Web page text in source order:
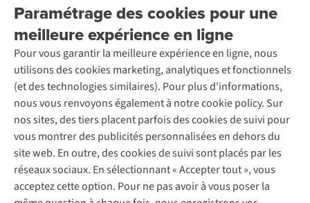
Paramétrage des cookies pour une
meilleure expérience en ligne
Pour vous garantir la meilleure expérience en ligne, nous
utilisons des cookies marketing, analytiques et fonctionnels
(et des technologies similaires). Pour plus d'informations,
nous vous renvoyons également à notre cookie policy. Sur
nos sites, des tiers placent parfois des cookies de suivi pour
vous montrer des publicités personnalisées en dehors du
site web. En outre, des cookies de suivi sont placés par les
réseaux sociaux. En sélectionnant « Accepter tout », vous
acceptez cette option. Pour ne pas avoir à vous poser la
Retourner
Rétractation d'une commande
Entretien & réparations
Garantie
Contactez-nous
Entreprise responsable
À propos d’Ayacucho
Nos magasins
À propos d’A.S.Adventure
Déclaration d'accessibilité
Location / Location sports d’hiver
Seconde-main
Entretien de ski
Service de lavage
Entretien de chaussures
Réparation de chaussures
Réparation de vêtements
Retouches
Pour les entreprises
Découvrez
A.S.Magazine
Explore Camp
Expertise & conseils
Abonnez-vous à la newsletter
Suivez-nous